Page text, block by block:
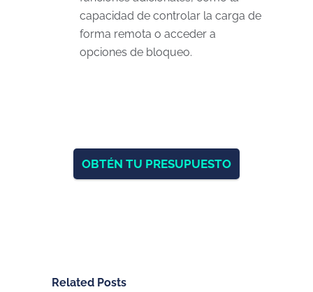
capacidad de controlar la carga de
forma remota o acceder a
opciones de bloqueo.
OBTÉN TU PRESUPUESTO
Related Posts